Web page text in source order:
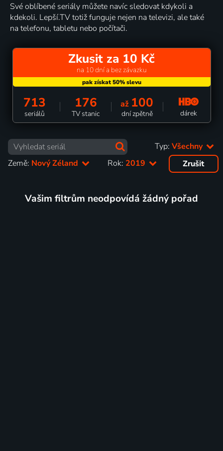
Své oblíbené seriály můžete navíc sledovat kdykoli a
kdekoli. Lepší.TV totiž funguje nejen na televizi, ale také
na telefonu, tabletu nebo počítači.
Zkusit za 10 Kč
na 10 dní a bez závazku
713
seriálů
176
TV stanic
až 100
dní zpětně dárek
Typ: Všechny
Země: Nový Zéland Rok: 2019 Zrušit
Vašim filtrům neodpovídá žádný pořad